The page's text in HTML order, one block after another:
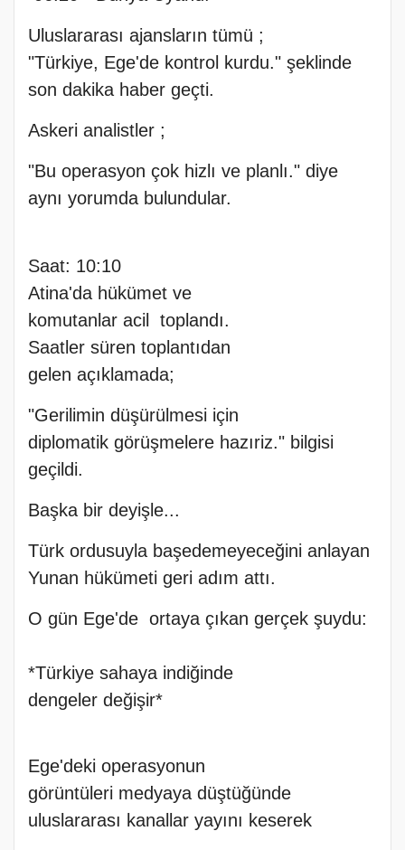
Uluslararası ajansların tümü ;
"Türkiye, Ege'de kontrol kurdu." şeklinde
son dakika haber geçti.
Askeri analistler ;
"Bu operasyon çok hizlı ve planlı." diye
aynı yorumda bulundular.
Saat: 10:10
Atina'da hükümet ve
komutanlar acil toplandı.
Saatler süren toplantıdan
gelen açıklamada;
"Gerilimin düşürülmesi için
diplomatik görüşmelere hazıriz." bilgisi
geçildi.
Başka bir deyişle...
Türk ordusuyla başedemeyeceğini anlayan
Yunan hükümeti geri adım attı.
O gün Ege'de ortaya çıkan gerçek şuydu:
*Türkiye sahaya indiğinde
dengeler değişir*
Ege'deki operasyonun
görüntüleri medyaya düştüğünde
uluslararası kanallar yayını keserek